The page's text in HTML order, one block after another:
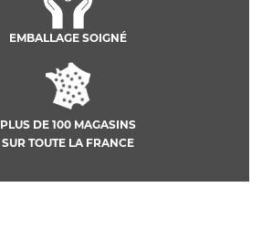
EMBALLAGE SOIGNÉ
PLUS DE 100 MAGASINS
SUR TOUTE LA FRANCE